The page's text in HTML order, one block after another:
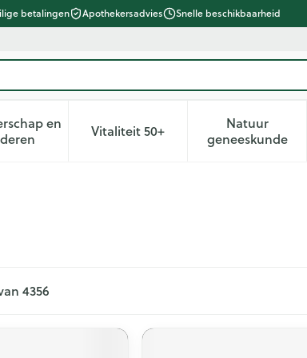
betalingen Apothekersadvies Snelle beschikbaarheid
en hygiëne categorie
Dieet, voeding en vitamines categorie
en
Toon submenu voor Zwangerschap en kinderen
Vitaliteit 50+Toon submenu voor Vitaliteit
Natuur
geneeskunde
Toon
4356